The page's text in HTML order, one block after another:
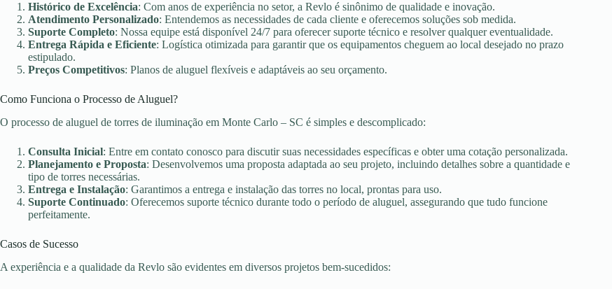
Histórico de Excelência: Com anos de experiência no setor, a Revlo é sinônimo de qualidade e inovação.
Atendimento Personalizado: Entendemos as necessidades de cada cliente e oferecemos soluções sob medida.
Suporte Completo: Nossa equipe está disponível 24/7 para oferecer suporte técnico e resolver qualquer eventualidade.
Entrega Rápida e Eficiente: Logística otimizada para garantir que os equipamentos cheguem ao local desejado no prazo
estipulado.
Preços Competitivos: Planos de aluguel flexíveis e adaptáveis ao seu orçamento.
Como Funciona o Processo de Aluguel?
O processo de aluguel de torres de iluminação em Monte Carlo – SC é simples e descomplicado:
Consulta Inicial: Entre em contato conosco para discutir suas necessidades específicas e obter uma cotação personalizada.
Planejamento e Proposta: Desenvolvemos uma proposta adaptada ao seu projeto, incluindo detalhes sobre a quantidade e
tipo de torres necessárias.
Entrega e Instalação: Garantimos a entrega e instalação das torres no local, prontas para uso.
Suporte Continuado: Oferecemos suporte técnico durante todo o período de aluguel, assegurando que tudo funcione
perfeitamente.
Casos de Sucesso
A experiência e a qualidade da Revlo são evidentes em diversos projetos bem-sucedidos: